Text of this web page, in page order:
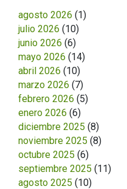
agosto 2026 (1)
julio 2026 (10)
junio 2026 (6)
mayo 2026 (14)
abril 2026 (10)
marzo 2026 (7)
febrero 2026 (5)
enero 2026 (6)
diciembre 2025 (8)
noviembre 2025 (8)
octubre 2025 (6)
septiembre 2025 (11)
agosto 2025 (10)